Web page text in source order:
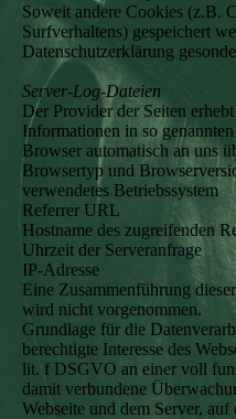
Soweit andere Cookies (z.B.
Surfverhaltens) gespeichert
Datenschutzerklärung
Server-Log-Dateien
Der Provider der Seiten
Informationen in so
Browser automatisch an uns
Browsertyp und
verwendetes Betriebssystem
Referrer URL
Hostname des zugreifenden
Uhrzeit der Serveranfrage
IP-Adresse
Eine Zusammenführung
wird nicht vorgenommen.
Grundlage für die
berechtigte Interesse des
lit. f DSGVO an einer voll
damit verbundene
Webseite und dem Server, auf